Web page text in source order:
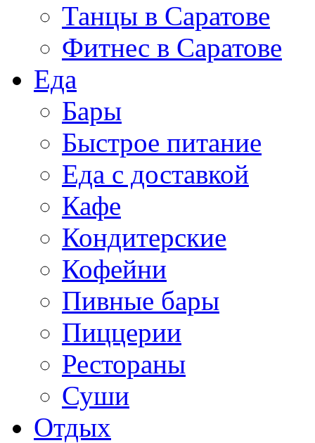
Танцы в Саратове
Фитнес в Саратове
Еда
Бары
Быстрое питание
Еда с доставкой
Кафе
Кондитерские
Кофейни
Пивные бары
Пиццерии
Рестораны
Суши
Отдых